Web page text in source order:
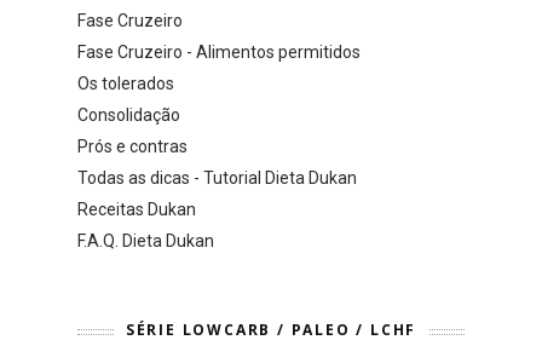
Fase Cruzeiro
Fase Cruzeiro - Alimentos permitidos
Os tolerados
Consolidação
Prós e contras
Todas as dicas - Tutorial Dieta Dukan
Receitas Dukan
F.A.Q. Dieta Dukan
SÉRIE LOWCARB / PALEO / LCHF